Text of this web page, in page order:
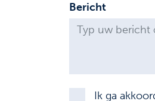
Bericht
Ik ga